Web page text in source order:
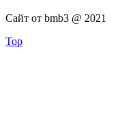
Сайт от bmb3 @ 2021
Top